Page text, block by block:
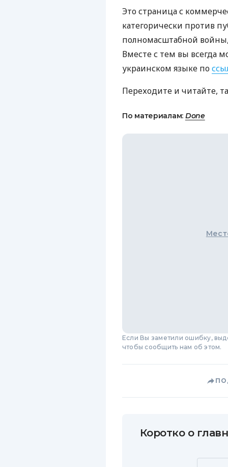
Это страница с
категорически против
полномасштабной
Вместе с тем вы всегда
украинском языке по
Переходите и читайте,
По материалам: Done
Если Вы заметили ошибку,
чтобы сообщить нам об этом.
Коротко о